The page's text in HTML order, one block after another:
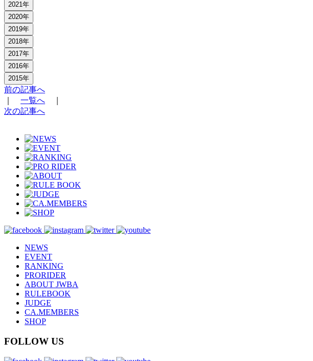
2021年
2020年
2019年
2018年
2017年
2016年
2015年
前の記事へ
一覧へ
次の記事へ
NEWS
EVENT
RANKING
PRORIDER
ABOUT JWBA
RULEBOOK
JUDGE
CA.MEMBERS
SHOP
FOLLOW US